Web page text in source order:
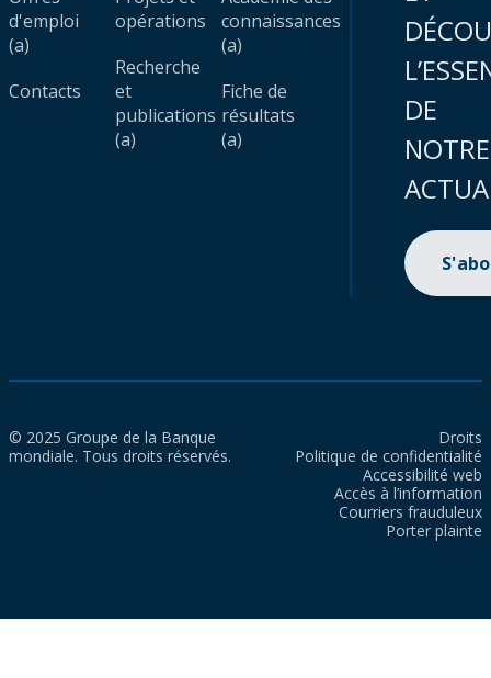
d'emploi
(a)
Contacts
opérations
Recherche
et
publications
(a)
connaissances
(a)
Fiche de
résultats
(a)
DE
NOTRE
© 2025 Groupe de la Banque
mondiale. Tous droits réservés.
Droits
Politique de confidentialité
Accessibilité web
Accès à l’information
Courriers frauduleux
Porter plainte